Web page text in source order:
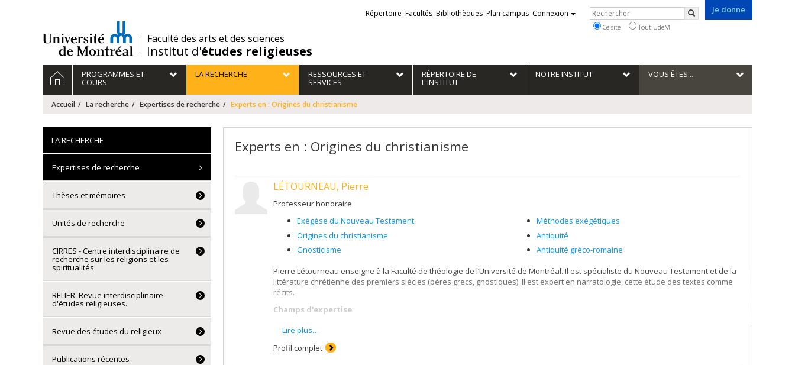
/Faculté des arts et des sciences
Institut d'études religieuses
Je donne
Liens
externes
Répertoire Facultés Bibliothèques Plan campus Connexion Rechercher
Rechercher
Ce site Tout UdeM
Navigation
principale
ACCUEILPROGRAMMES ET
COURS
LA RECHERCHE RESSOURCES ET
SERVICES
RÉPERTOIRE DE
L'INSTITUT
NOTRE INSTITUT VOUS ÊTES...
Accueil La recherche Expertises de recherche Experts en : Origines du christianisme
Experts en : Origines du christianisme
LÉTOURNEAU, Pierre
Professeur honoraire
Exégèse du Nouveau Testament
Origines du christianisme
Gnosticisme
Méthodes exégétiques
Antiquité
Antiquité gréco-romaine
Pierre Létourneau enseigne à la Faculté de théologie de l’Université de Montréal. Il est spécialiste du Nouveau Testament et de la
littérature chrétienne des premiers siècles (pères grecs, gnostiques). Il est expert en narratologie, cette étude des textes comme
récits.
Champs d'expertise:
Exégèse du Nouveau Testament: histoire de Jésus, traditions évangéliques, littérature johannique (évangile, épîtres,
apocalypse);
Origines du christianisme : apocryphes du Nouveau Testament, les Pères grecs
Lire plus…
Profil complet
LA RECHERCHE
Expertises de recherche
Thèses et mémoires
Unités de recherche
CIRRES - Centre interdisciplinaire de
recherche sur les religions et les
spiritualités
RELIER. Revue interdisciplinaire
d'études religieuses.
Revue des études du religieux
Publications récentes